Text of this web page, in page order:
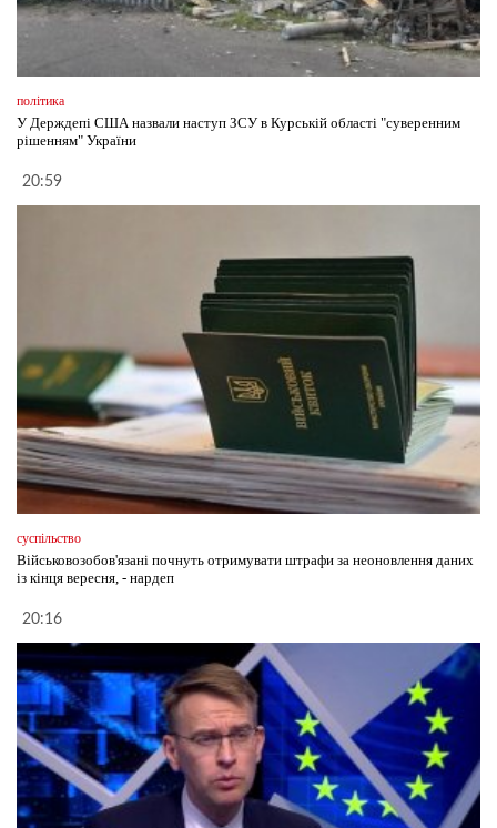
політика
У Держдепі США назвали наступ ЗСУ в Курській області "суверенним
рішенням" України
20:59
суспільство
Військовозобов'язані почнуть отримувати штрафи за неоновлення даних
із кінця вересня, - нардеп
20:16